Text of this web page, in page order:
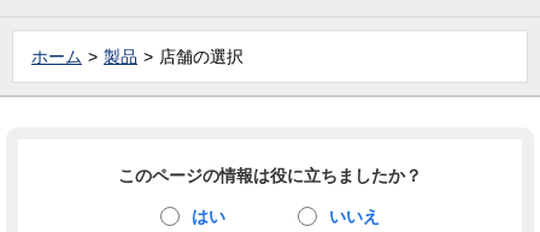
ホーム 製品 店舗の選択
このページの情報は役に立ちましたか？
はい いいえ